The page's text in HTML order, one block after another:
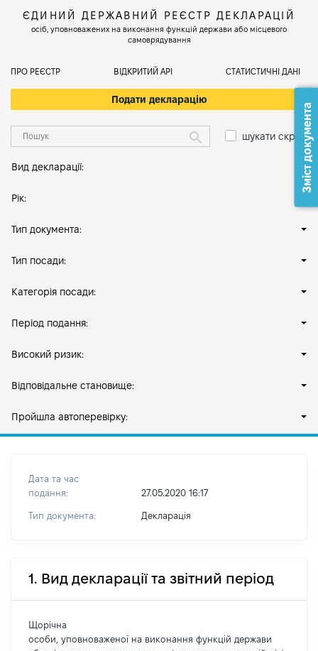
ЄДИНИЙ ДЕРЖАВНИЙ РЕЄСТР ДЕКЛАРАЦІЙ
осіб, уповноважених на виконання функцій держави або місцевого
самоврядування
ПРО РЕЄСТР ВІДКРИТИЙ АРІ СТАТИСТИЧНІ ДАНІ
Подати декларацію
шукати скрізь
Вид декларації:
Рік:
Тип документа:
Тип посади:
Категорія посади:
Період подання:
Високий ризик:
Відповідальне становище:
Пройшла автоперевірку:
Дата та час
подання:
27.05.2020 16:17
Тип документа: Декларація
1. Вид декларації та звітний період
Щорічна
особи, уповноваженої на виконання функцій держави
Зміст документа